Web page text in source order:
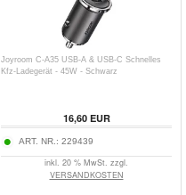
Joyroom C-A35 USB-A & USB-C Schnelles
Kfz-Ladegerät - 45W - Schwarz
16,60EUR
ART. NR.: 229439
inkl. 20 % MwSt. zzgl.
VERSANDKOSTEN